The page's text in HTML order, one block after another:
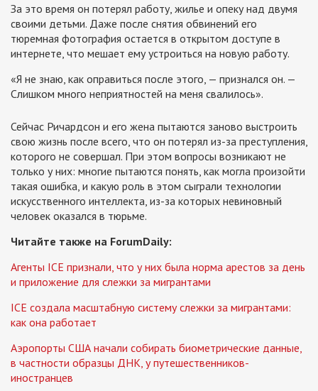
За это время он потерял работу, жилье и опеку над двумя
своими детьми. Даже после снятия обвинений его
тюремная фотография остается в открытом доступе в
интернете, что мешает ему устроиться на новую работу.
«Я не знаю, как оправиться после этого, — признался он. —
Слишком много неприятностей на меня свалилось».
Сейчас Ричардсон и его жена пытаются заново выстроить
свою жизнь после всего, что он потерял из-за преступления,
которого не совершал. При этом вопросы возникают не
только у них: многие пытаются понять, как могла произойти
такая ошибка, и какую роль в этом сыграли технологии
искусственного интеллекта, из-за которых невиновный
человек оказался в тюрьме.
Читайте также на ForumDaily:
Агенты ICE признали, что у них была норма арестов за день
и приложение для слежки за мигрантами
ICE создала масштабную систему слежки за мигрантами:
как она работает
Аэропорты США начали собирать биометрические данные,
в частности образцы ДНК, у путешественников-
иностранцев